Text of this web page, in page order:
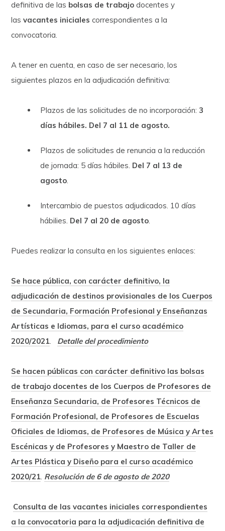
definitiva de las bolsas de trabajo docentes y
lasvacantes iniciales correspondientes a la
convocatoria.
A tener en cuenta, en caso de ser necesario, los
siguientes plazos en la adjudicación definitiva:
Plazos de las solicitudes de no incorporación: 3
días hábiles. Del 7 al 11 de agosto.
Plazos de solicitudes de renuncia a la reducción
de jornada: 5 días hábiles. Del 7 al 13 de
agosto.
Intercambio de puestos adjudicados. 10 días
hábilies. Del 7 al 20 de agosto.
Puedes realizar la consulta en los siguientes enlaces:
Se hace pública, con carácter definitivo, la
adjudicación de destinos provisionales de los Cuerpos
de Secundaria, Formación Profesional y Enseñanzas
Artísticas e Idiomas, para el curso académico
2020/2021. Detalle del procedimiento
Se hacen públicas con carácter definitivo las bolsas
de trabajo docentes de los Cuerpos de Profesores de
Enseñanza Secundaria, de Profesores Técnicos de
Formación Profesional, de Profesores de Escuelas
Oficiales de Idiomas, de Profesores de Música y Artes
Escénicas y de Profesores y Maestro de Taller de
Artes Plástica y Diseño para el curso académico
2020/21. Resolución de 6 de agosto de 2020
Consulta de las vacantes iniciales correspondientes
a la convocatoria para la adjudicación definitiva de